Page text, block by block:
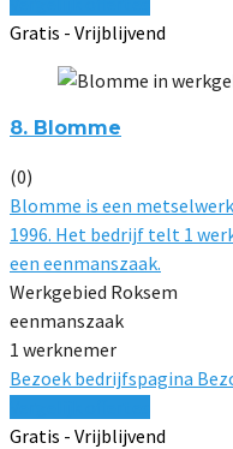
Gratis - Vrijblijvend
8. Blomme
(0)
Blomme is een
1996. Het bedrijf telt 1
een eenmanszaak.
Werkgebied Roksem
eenmanszaak
1 werknemer
Bezoek bedrijfspagina
Gratis - Vrijblijvend